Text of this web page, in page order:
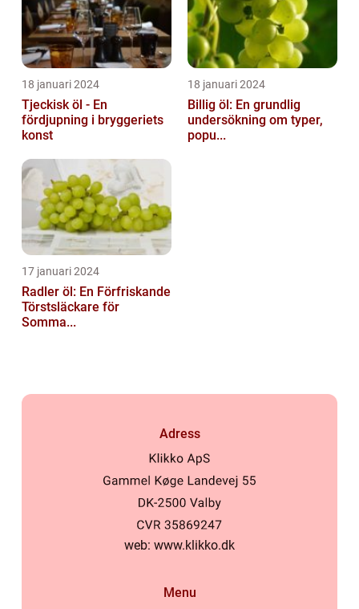
18 januari 2024
Tjeckisk öl - En
fördjupning i bryggeriets
konst
18 januari 2024
Billig öl: En grundlig
undersökning om typer,
popu...
17 januari 2024
Radler öl: En Förfriskande
Törstsläckare för
Somma...
Adress
web: www.klikko.dk
Menu